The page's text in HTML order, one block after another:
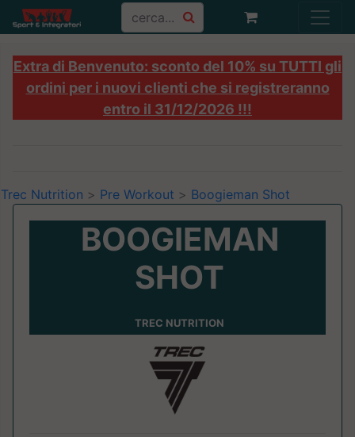
Extra di Benvenuto: sconto del 10% su TUTTI gli
ordini per i nuovi clienti che si registreranno
entro il 31/12/2026 !!!
Trec Nutrition > Pre Workout > Boogieman Shot
BOOGIEMAN
SHOT
TREC NUTRITION